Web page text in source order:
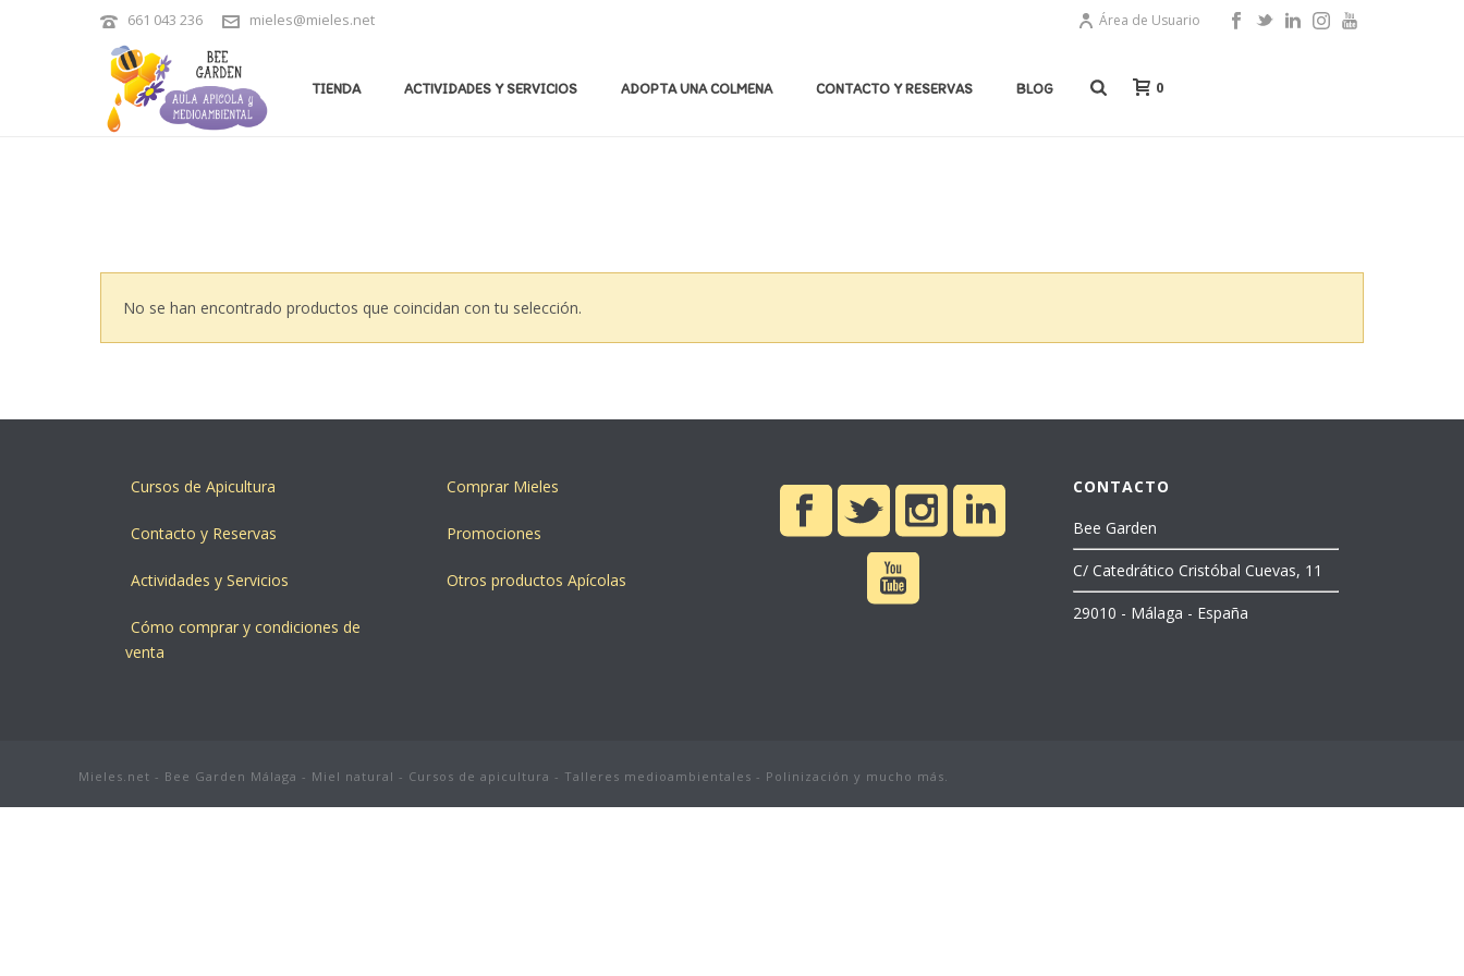
661 043 236 mieles@mieles.net Área de Usuario
TIENDA ACTIVIDADES Y SERVICIOS ADOPTA UNA COLMENA CONTACTO Y RESERVAS BLOG 0
CATÁLOGO
No se han encontrado productos que coincidan con tu selección.
Cursos de Apicultura
Contacto y Reservas
Actividades y Servicios
Cómo comprar y condiciones de
venta
Comprar Mieles
Promociones
Otros productos Apícolas
CONTACTO
Bee Garden
C/ Catedrático Cristóbal Cuevas, 11
29010 - Málaga - España
Mieles.net - Bee Garden Málaga - Miel natural - Cursos de apicultura - Talleres medioambientales - Polinización y mucho más.